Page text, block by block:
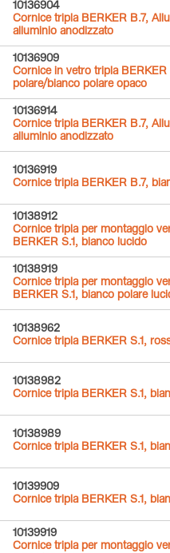
10136904
Cornice tripla BERKER B.7,
alluminio anodizzato
10136909
Cornice in vetro tripla BERKER
polare/bianco polare opaco
10136914
Cornice tripla BERKER B.7,
alluminio anodizzato
10136919
Cornice tripla BERKER B.7,
10138912
Cornice tripla per montaggio
BERKER S.1, bianco lucido
10138919
Cornice tripla per montaggio
BERKER S.1, bianco polare
10138962
Cornice tripla BERKER S.1,
10138982
Cornice tripla BERKER S.1,
10138989
Cornice tripla BERKER S.1,
10139909
Cornice tripla BERKER S.1,
10139919
Cornice tripla per montaggio